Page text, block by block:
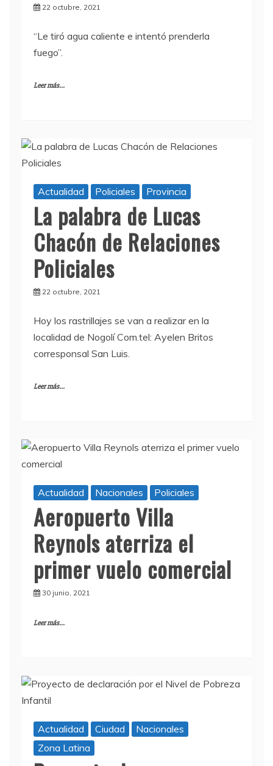
22 octubre, 2021
“Le tiró agua caliente e intentó prenderla
fuego”.
Leer más...
Actualidad Policiales Provincia
La palabra de Lucas
Chacón de Relaciones
Policiales
22 octubre, 2021
Hoy los rastrillajes se van a realizar en la
localidad de Nogolí Com.tel: Ayelen Britos
corresponsal San Luis.
Leer más...
Actualidad Nacionales Policiales
Aeropuerto Villa
Reynols aterriza el
primer vuelo comercial
30 junio, 2021
Leer más...
Actualidad Ciudad
Nacionales
Zona Latina